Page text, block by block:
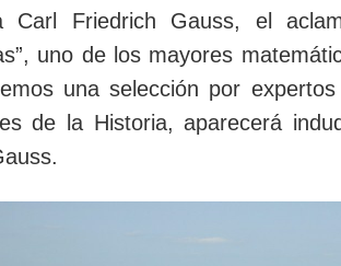
Carl Friedrich Gauss, el
uno de los mayores
una selección por
de la Historia, aparecerá